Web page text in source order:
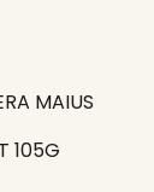
MAIUS
105G